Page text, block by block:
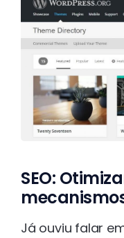
SEO:
Já ouviu falar